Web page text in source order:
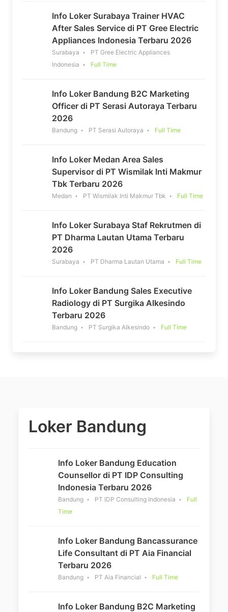
Info Loker Surabaya Trainer HVAC
After Sales Service di PT Gree Electric
Appliances Indonesia Terbaru 2026
Surabaya
PT Gree Electric Appliances
Indonesia
Full Time
Info Loker Bandung B2C Marketing
Officer di PT Serasi Autoraya Terbaru
2026
Bandung PT Serasi Autoraya Full Time
Info Loker Medan Area Sales
Supervisor di PT Wismilak Inti Makmur
Tbk Terbaru 2026
Medan PT Wismilak Inti Makmur Tbk Full Time
Info Loker Surabaya Staf Rekrutmen di
PT Dharma Lautan Utama Terbaru
2026
Surabaya PT Dharma Lautan Utama Full Time
Info Loker Bandung Sales Executive
Radiology di PT Surgika Alkesindo
Terbaru 2026
Bandung PT Surgika Alkesindo Full Time
Loker Bandung
Info Loker Bandung Education
Counsellor di PT IDP Consulting
Indonesia Terbaru 2026
Bandung PT IDP Consulting Indonesia
Full
Time
Info Loker Bandung Bancassurance
Life Consultant di PT Aia Financial
Terbaru 2026
Bandung PT Aia Financial Full Time
Info Loker Bandung B2C Marketing